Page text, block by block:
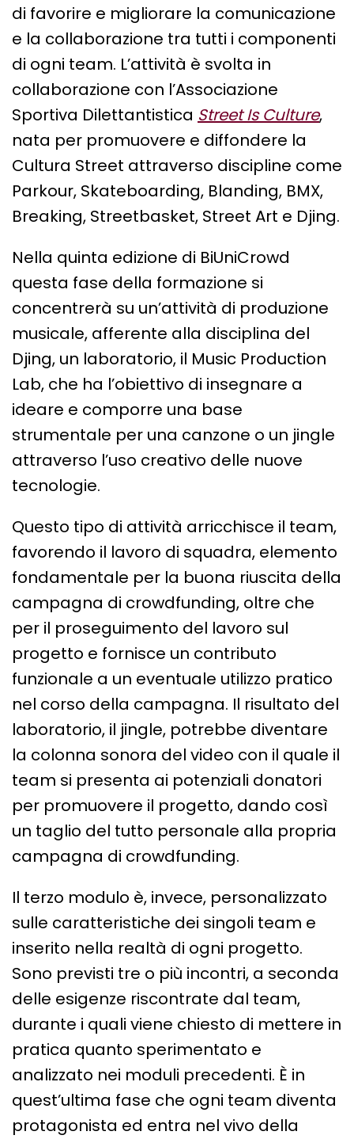
di favorire e migliorare la comunicazione
e la collaborazione tra tutti i componenti
di ogni team. L’attività è svolta in
collaborazione con l’Associazione
Sportiva Dilettantistica Street Is Culture,
nata per promuovere e diffondere la
Cultura Street attraverso discipline come
Parkour, Skateboarding, Blanding, BMX,
Breaking, Streetbasket, Street Art e Djing.
Nella quinta edizione di BiUniCrowd
questa fase della formazione si
concentrerà su un’attività di produzione
musicale, afferente alla disciplina del
Djing, un laboratorio, il Music Production
Lab, che ha l’obiettivo di insegnare a
ideare e comporre una base
strumentale per una canzone o un jingle
attraverso l’uso creativo delle nuove
tecnologie.
Questo tipo di attività arricchisce il team,
favorendo il lavoro di squadra, elemento
fondamentale per la buona riuscita della
campagna di crowdfunding, oltre che
per il proseguimento del lavoro sul
progetto e fornisce un contributo
funzionale a un eventuale utilizzo pratico
nel corso della campagna. Il risultato del
laboratorio, il jingle, potrebbe diventare
la colonna sonora del video con il quale il
team si presenta ai potenziali donatori
per promuovere il progetto, dando così
un taglio del tutto personale alla propria
campagna di crowdfunding.
Il terzo modulo è, invece, personalizzato
sulle caratteristiche dei singoli team e
inserito nella realtà di ogni progetto.
Sono previsti tre o più incontri, a seconda
delle esigenze riscontrate dal team,
durante i quali viene chiesto di mettere in
pratica quanto sperimentato e
analizzato nei moduli precedenti. È in
quest’ultima fase che ogni team diventa
protagonista ed entra nel vivo della